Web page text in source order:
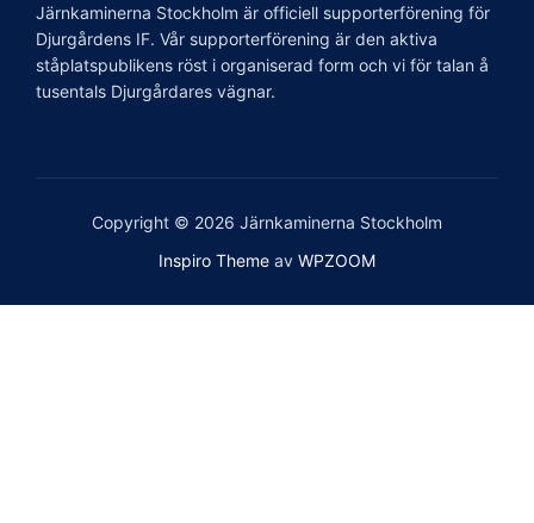
Järnkaminerna Stockholm är officiell supporterförening för
Djurgårdens IF. Vår supporterförening är den aktiva
ståplatspublikens röst i organiserad form och vi för talan å
tusentals Djurgårdares vägnar.
Copyright © 2026 Järnkaminerna Stockholm
Inspiro Theme av WPZOOM